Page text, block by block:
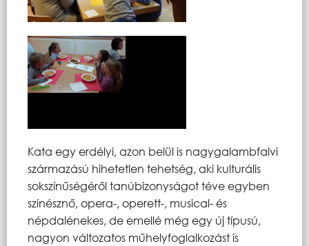
Kata egy erdélyi, azon belül is nagygalambfalvi
származású hihetetlen tehetség, aki kulturális
sokszínűségéről tanúbizonyságot téve egyben
színésznő, opera-, operett-, musical- és
népdalénekes, de emellé még egy új típusú,
nagyon változatos műhelyfoglalkozást is